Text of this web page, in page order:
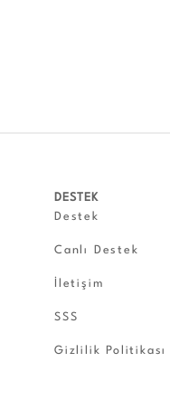
DESTEK
Destek
Canlı Destek
İletişim
SSS
Gizlilik Politikası